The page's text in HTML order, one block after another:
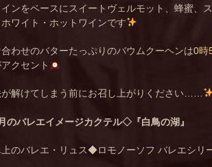
ンをベースにスイートヴェルモット、蜂蜜、
ワイト・ホットワインです
わせのバターたっぷりのバウムクーヘンは0時
クセント
が解けてしまう前にお召し上がりください……
のバレエイメージカクテル◇ 『白鳥の湖』
のバレエ・リュス◆ロモノーソフ バレエシリ